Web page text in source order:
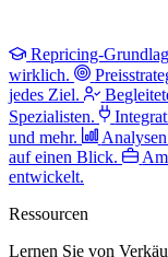
Repricing-
wirklich.
jedes Ziel.
Spezialisten.
und mehr.
auf einen Blick.
entwickelt.
Ressourcen
Lernen Sie von